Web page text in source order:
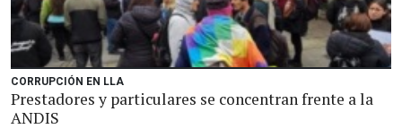
CORRUPCIÓN EN LLA
Prestadores y particulares se concentran frente a la
ANDIS